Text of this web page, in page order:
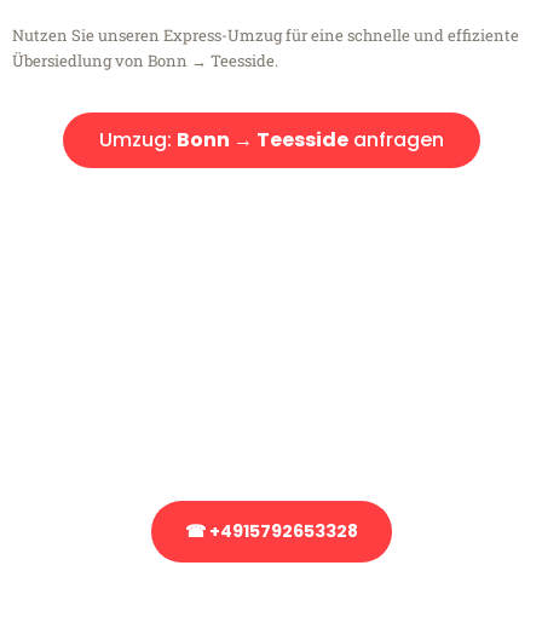
Nutzen Sie unseren Express-Umzug für eine schnelle und effiziente
Übersiedlung von Bonn → Teesside.
Umzug: Bonn → Teessideanfragen
☎ +4915792653328